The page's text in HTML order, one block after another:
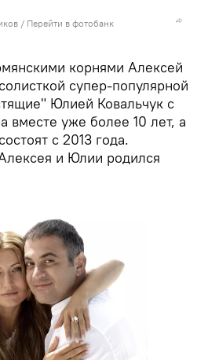
/ Перейти в фотобанк
корнями Алексей
супер-популярной
Юлией Ковальчук с
вместе уже более 10 лет, а
с 2013 года.
и Юлии родился